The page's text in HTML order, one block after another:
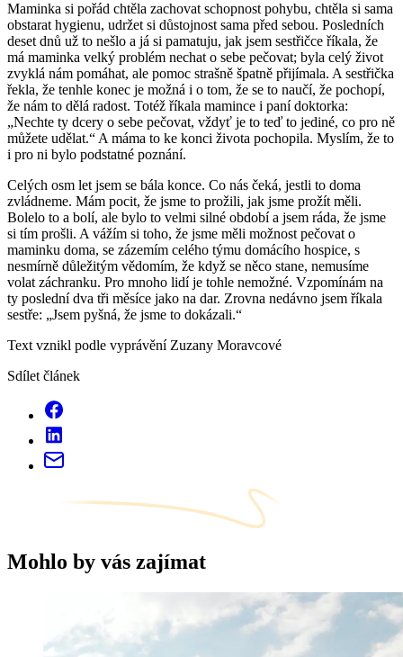
Maminka si pořád chtěla zachovat schopnost pohybu, chtěla si sama
obstarat hygienu, udržet si důstojnost sama před sebou. Posledních
deset dnů už to nešlo a já si pamatuju, jak jsem sestřičce říkala, že
má maminka velký problém nechat o sebe pečovat; byla celý život
zvyklá nám pomáhat, ale pomoc strašně špatně přijímala. A sestřička
řekla, že tenhle konec je možná i o tom, že se to naučí, že pochopí,
že nám to dělá radost. Totéž říkala mamince i paní doktorka:
„Nechte ty dcery o sebe pečovat, vždyť je to teď to jediné, co pro ně
můžete udělat.“ A máma to ke konci života pochopila. Myslím, že to
i pro ni bylo podstatné poznání.
Celých osm let jsem se bála konce. Co nás čeká, jestli to doma
zvládneme. Mám pocit, že jsme to prožili, jak jsme prožít měli.
Bolelo to a bolí, ale bylo to velmi silné období a jsem ráda, že jsme
si tím prošli. A vážím si toho, že jsme měli možnost pečovat o
maminku doma, se zázemím celého týmu domácího hospice, s
nesmírně důležitým vědomím, že když se něco stane, nemusíme
volat záchranku. Pro mnoho lidí je tohle nemožné. Vzpomínám na
ty poslední dva tři měsíce jako na dar. Zrovna nedávno jsem říkala
sestře: „Jsem pyšná, že jsme to dokázali.“
Text vznikl podle vyprávění Zuzany Moravcové
Sdílet článek
Mohlo by vás zajímat